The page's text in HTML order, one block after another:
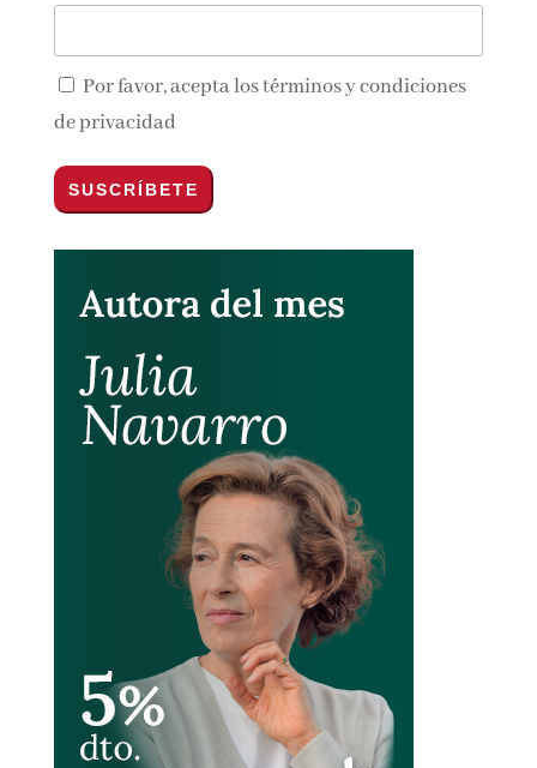
Por favor, acepta lostérminos y condiciones
de privacidad